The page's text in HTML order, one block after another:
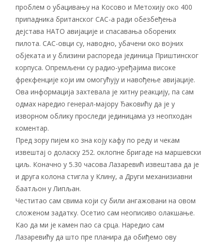
проблем о убацивању на Косово и Метохију око 400
припадника британског САС-а ради обезбеђења
дејстава НАТО авијације и спасавања оборених
пилота. САС-овци су, наводно, убачени око војних
објеката и у близини распореда јединица Приштинског
корпуса. Опремљени су радио-уређајима високе
фрекфенције који им омогућују и навођење авијације.
Ова информација захтевала је хитну реакцију, па сам
одмах наредио генерал-мајору Ђаковићу да је у
изворном облику проследи јединицама уз неопходан
коментар.
Пред зору пијем ко зна коју кафу по реду и чекам
извештај о доласку 252. оклопне бригаде на маршевски
циљ. Коначно у 5.30 часова Лазаревић извештава да је
и друга колона стигла у Клину, а Други механизиавни
баатљон у Липљан.
Честитао сам свима који су били ангажовани на овом
сложеном задатку. Осетио сам неописиво олакшање.
Као да ми је камен пао са срца. Наредио сам
Лазаревићу да што пре планира да обиђемо ову